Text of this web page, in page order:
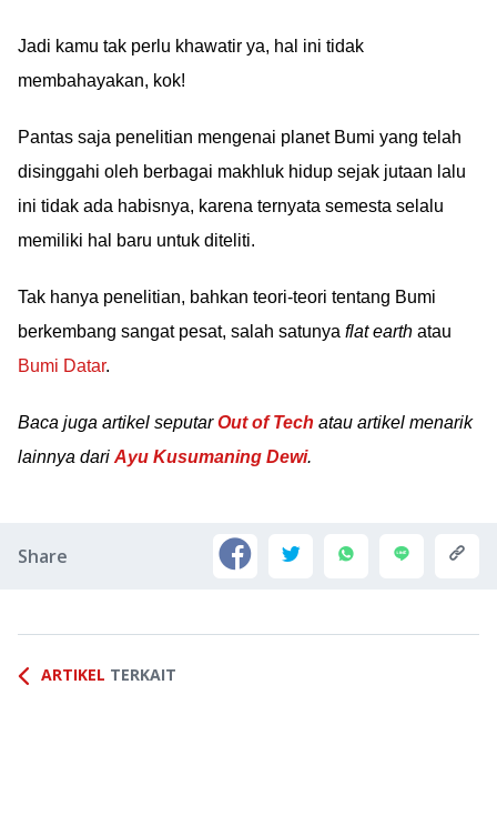
Jadi kamu tak perlu khawatir ya, hal ini tidak
membahayakan, kok!
Pantas saja penelitian mengenai planet Bumi yang telah
disinggahi oleh berbagai makhluk hidup sejak jutaan lalu
ini tidak ada habisnya, karena ternyata semesta selalu
memiliki hal baru untuk diteliti.
Tak hanya penelitian, bahkan teori-teori tentang Bumi
berkembang sangat pesat, salah satunya flat earth atau
Bumi Datar.
Baca juga artikel seputarOut of Tech atau artikel menarik
lainnya dari Ayu Kusumaning Dewi.
Share
ARTIKEL TERKAIT